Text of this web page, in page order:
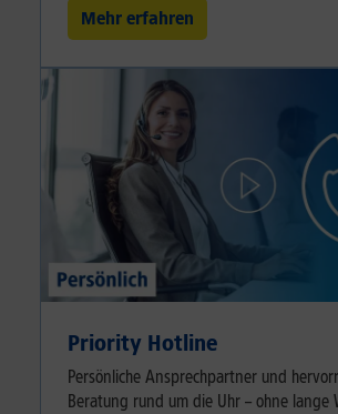
Mehr erfahren
Priority Hotline
Persönliche Ansprechpartner und
Beratung rund um die Uhr – ohne lange